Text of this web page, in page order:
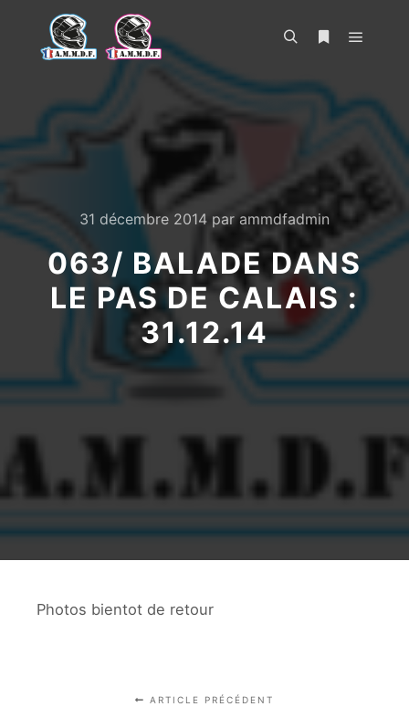
31 décembre 2014 parammdfadmin
063/ BALADE DANS
LE PAS DE CALAIS :
31.12.14
Photos bientot de retour
ARTICLE PRÉCÉDENT